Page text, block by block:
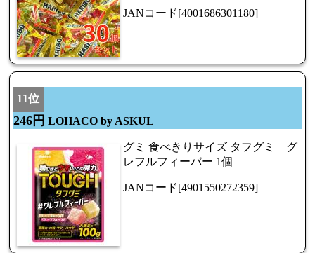
JANコード[4001686301180]
11位
246円 LOHACO by ASKUL
グミ 食べきりサイズ タフグミ グ
レフルフィーバー 1個
JANコード[4901550272359]